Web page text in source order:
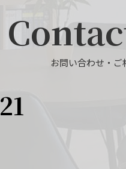
お問い合わせ・ご